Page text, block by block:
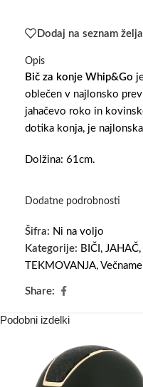
Dodaj na seznam želja
Opis
Bič za konje Whip&Go
oblečen v najlonsko
jahačevo roko in
dotika konja, je
Dolžina: 61cm.
Dodatne podrobnosti
Šifra: Ni na voljo
Kategorije: BIČI , JAHAČ,
TEKMOVANJA,
Share:
Podobni izdelki